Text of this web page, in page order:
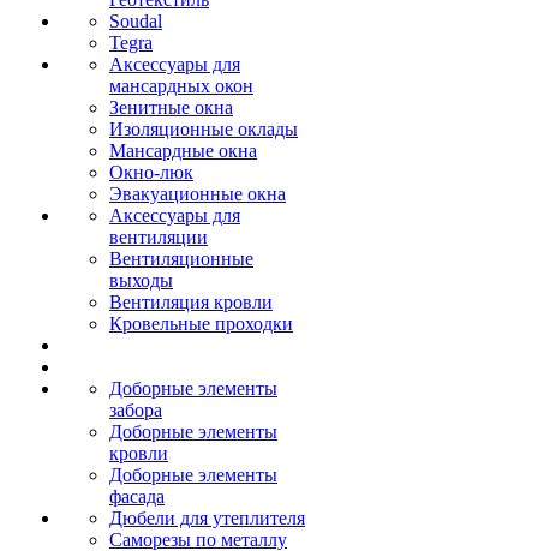
Soudal
Tegra
Аксессуары для
мансардных окон
Зенитные окна
Изоляционные оклады
Мансардные окна
Окно-люк
Эвакуационные окна
Аксессуары для
вентиляции
Вентиляционные
выходы
Вентиляция кровли
Кровельные проходки
Доборные элементы
забора
Доборные элементы
кровли
Доборные элементы
фасада
Дюбели для утеплителя
Саморезы по металлу